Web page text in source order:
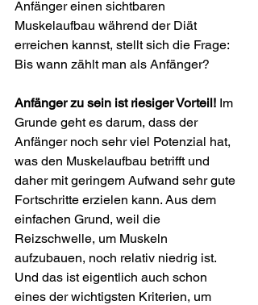
Anfänger einen sichtbaren
Muskelaufbau während der Diät
erreichen kannst, stellt sich die Frage:
Bis wann zählt man als Anfänger?
Anfänger zu sein ist riesiger Vorteil! Im
Grunde geht es darum, dass der
Anfänger noch sehr viel Potenzial hat,
was den Muskelaufbau betrifft und
daher mit geringem Aufwand sehr gute
Fortschritte erzielen kann. Aus dem
einfachen Grund, weil die
Reizschwelle, um Muskeln
aufzubauen, noch relativ niedrig ist.
Und das ist eigentlich auch schon
eines der wichtigsten Kriterien, um